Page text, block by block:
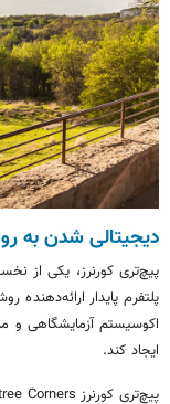
دیجیتالی شدن به
پیچ‌تری کورنرز، یکی از
پلتفرم پایدار ارائه‌دهنده
اکوسیستم آزمایشگاهی و
ایجاد کند.